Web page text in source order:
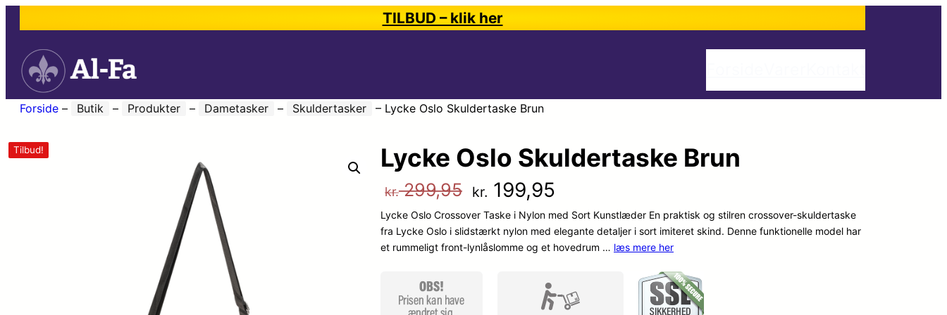
TILBUD – klik her
Forside – Butik – Produkter – Dametasker – Skuldertasker – Lycke Oslo Skuldertaske Brun
Tilbud! Lycke Oslo Skuldertaske Brun
kr.299,95 D
e
n
kr. 199,95
e
n
a
Lycke Oslo Crossover Taske i Nylon med Sort Kunstlæder En praktisk og stilren crossover-skuldertaske
fra Lycke Oslo i slidstærkt nylon med elegante detaljer i sort imiteret skind. Denne funktionelle model har
et rummeligt front-lynlåslomme og et hovedrum … læs mere her